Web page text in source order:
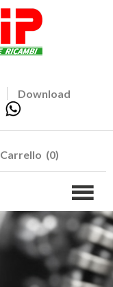
Download
Carrello (0)